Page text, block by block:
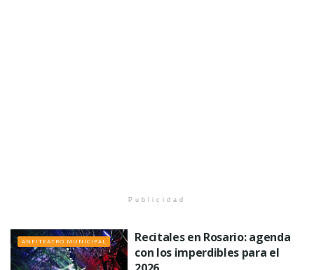
Publicidad
ANFITEATRO MUNICIPAL
Recitales en Rosario: agenda
con los imperdibles para el